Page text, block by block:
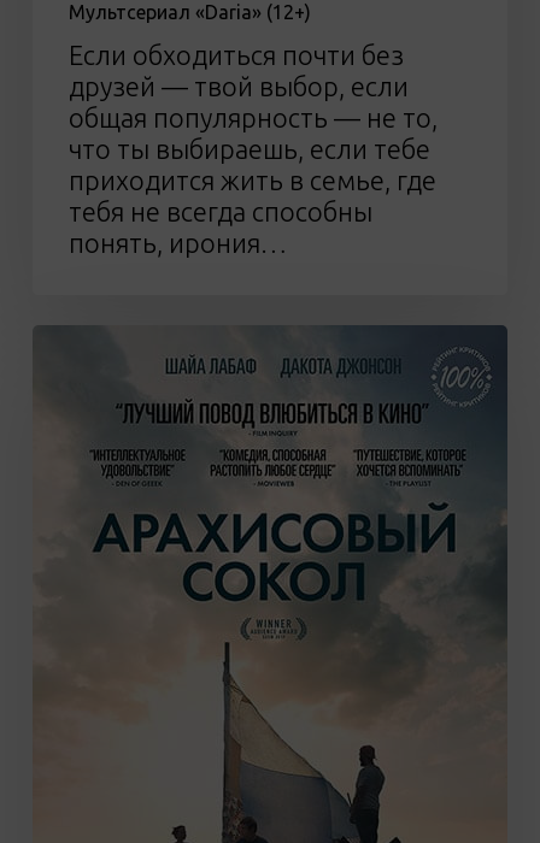
Мультсериал «Daria» (12+)
Если обходиться почти без
друзей — твой выбор, если
общая популярность — не то,
что ты выбираешь, если тебе
приходится жить в семье, где
тебя не всегда способны
понять, ирония…
«Арахисовый